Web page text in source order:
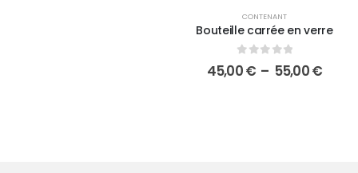
CONTENANT
Bouteille carrée en verre
0 sur 5
45,00€ – 55,00€